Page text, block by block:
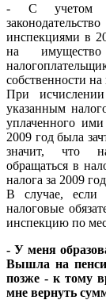
- С учетом
инспекциями в
на
собственности
При
указанным
уплаченного
2009 год была
значит, что
обращаться в
налога за 2009
В случае, если
налоговые
инспекцию по
- У меня
Вышла на
позже - к тому
мне вернуть